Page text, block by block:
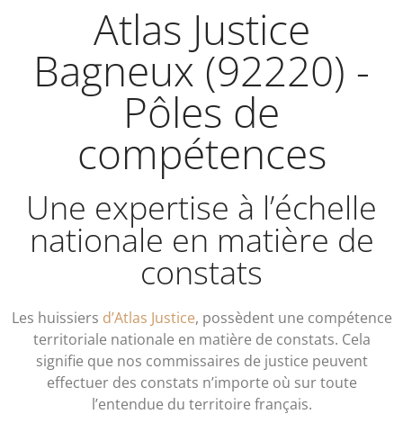
Atlas Justice
Bagneux (92220) -
Pôles de
compétences
Une expertise à l’échelle
nationale en matière de
constats
Les huissiers d’Atlas Justice, possèdent une compétence
territoriale nationale en matière de constats. Cela
signifie que nos commissaires de justice peuvent
effectuer des constats n’importe où sur toute
l’entendue du territoire français.